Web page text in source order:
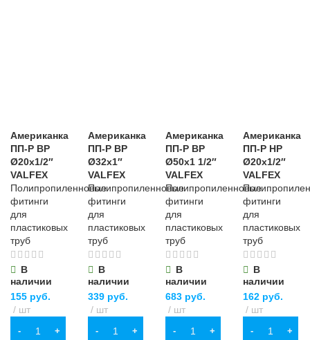
Американка
ПП-Р ВР
Ø20х1/2″
VALFEX
Полипропиленновые
фитинги
для
пластиковых
труб
В
наличии
155 руб.
шт
В КОРЗИНУ
Американка
ПП-Р ВР
Ø32х1″
VALFEX
Полипропиленновые
фитинги
для
пластиковых
труб
В
наличии
339 руб.
шт
В КОРЗИНУ
Американка
ПП-Р ВР
Ø50х1 1/2″
VALFEX
Полипропиленновые
фитинги
для
пластиковых
труб
В
наличии
683 руб.
шт
В КОРЗИНУ
Американка
ПП-Р НР
Ø20х1/2″
VALFEX
фитинги
для
пластиковых
труб
В
наличии
162 руб.
шт
В КОРЗИНУ